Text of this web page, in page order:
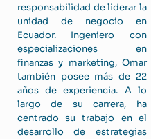
responsabilidad de liderar la
unidad de negocio en
Ecuador. Ingeniero con
especializaciones en
finanzas y marketing, Omar
también posee más de 22
años de experiencia. A lo
largo de su carrera, ha
centrado su trabajo en el
desarrollo de estrategias